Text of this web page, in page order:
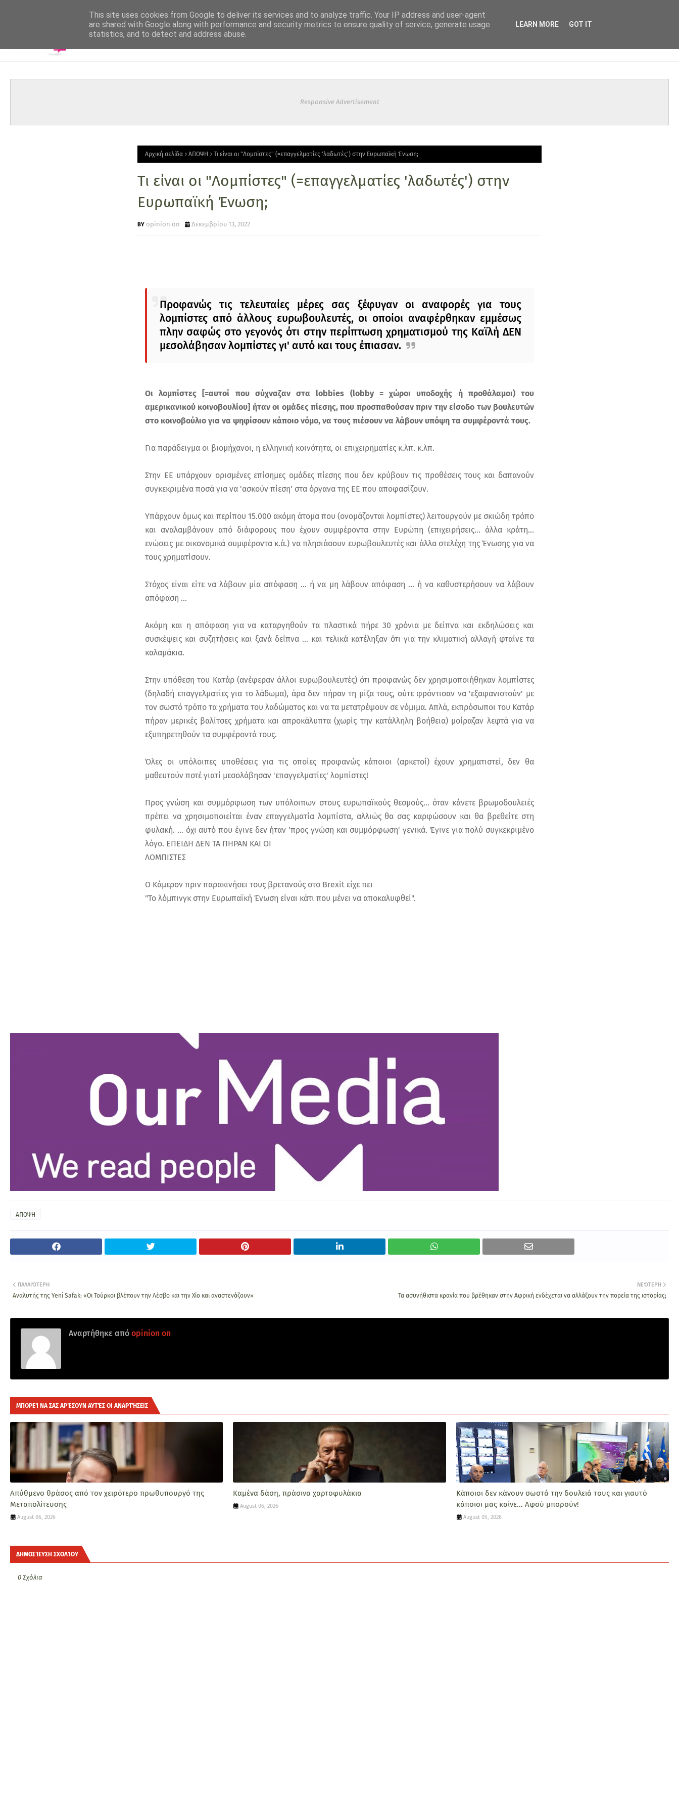
Responsive Advertisement
Αρχική σελίδα ΑΠΟΨΗ Τι είναι οι "Λομπίστες" (=επαγγελματίες 'λαδωτές') στην Ευρωπαϊκή Ένωση;
Τι είναι οι "Λομπίστες" (=επαγγελματίες 'λαδωτές') στην
Ευρωπαϊκή Ένωση;
opinion on Δεκεμβρίου 13, 2022
Προφανώς τις τελευταίες μέρες σας ξέφυγαν οι αναφορές για τους
λομπίστες από άλλους ευρωβουλευτές, οι οποίοι αναφέρθηκαν εμμέσως
πλην σαφώς στο γεγονός ότι στην περίπτωση χρηματισμού της Καϊλή ΔΕΝ
μεσολάβησαν λομπίστες γι' αυτό και τους έπιασαν.
Οι λομπίστες [=αυτοί που σύχναζαν στα lobbies (lobby = χώροι υποδοχής ή προθάλαμοι) του
αμερικανικού κοινοβουλίου] ήταν οι ομάδες πίεσης, που προσπαθούσαν πριν την είσοδο των βουλευτών
στο κοινοβούλιο για να ψηφίσουν κάποιο νόμο, να τους πιέσουν να λάβουν υπόψη τα συμφέροντά τους.
Για παράδειγμα οι βιομήχανοι, η ελληνική κοινότητα, οι επιχειρηματίες κ.λπ. κ.λπ.
Στην ΕΕ υπάρχουν ορισμένες επίσημες ομάδες πίεσης που δεν κρύβουν τις προθέσεις τους και δαπανούν
συγκεκριμένα ποσά για να 'ασκούν πίεση' στα όργανα της ΕΕ που αποφασίζουν.
Υπάρχουν όμως και περίπου 15.000 ακόμη άτομα που (ονομάζονται λομπίστες) λειτουργούν με σκιώδη τρόπο
και αναλαμβάνουν από διάφορους που έχουν συμφέροντα στην Ευρώπη (επιχειρήσεις... άλλα κράτη...
ενώσεις με οικονομικά συμφέροντα κ.ά.) να πλησιάσουν ευρωβουλευτές και άλλα στελέχη της Ένωσης για να
τους χρηματίσουν.
Στόχος είναι είτε να λάβουν μία απόφαση ... ή να μη λάβουν απόφαση ... ή να καθυστερήσουν να λάβουν
απόφαση ...
Ακόμη και η απόφαση για να καταργηθούν τα πλαστικά πήρε 30 χρόνια με δείπνα και εκδηλώσεις και
συσκέψεις και συζητήσεις και ξανά δείπνα ... και τελικά κατέληξαν ότι για την κλιματική αλλαγή φταίνε τα
καλαμάκια.
Στην υπόθεση του Κατάρ (ανέφεραν άλλοι ευρωβουλευτές) ότι προφανώς δεν χρησιμοποιήθηκαν λομπίστες
(δηλαδή επαγγελματίες για το λάδωμα), άρα δεν πήραν τη μίζα τους, ούτε φρόντισαν να 'εξαφανιστούν' με
τον σωστό τρόπο τα χρήματα του λαδώματος και να τα μετατρέψουν σε νόμιμα. Απλά, εκπρόσωποι του Κατάρ
πήραν μερικές βαλίτσες χρήματα και απροκάλυπτα (χωρίς την κατάλληλη βοήθεια) μοίραζαν λεφτά για να
εξυπηρετηθούν τα συμφέροντά τους.
Όλες οι υπόλοιπες υποθέσεις για τις οποίες προφανώς κάποιοι (αρκετοί) έχουν χρηματιστεί, δεν θα
μαθευτούν ποτέ γιατί μεσολάβησαν 'επαγγελματίες' λομπίστες!
Προς γνώση και συμμόρφωση των υπόλοιπων στους ευρωπαϊκούς θεσμούς... όταν κάνετε βρωμοδουλειές
πρέπει να χρησιμοποιείται έναν επαγγελματία λομπίστα, αλλιώς θα σας καρφώσουν και θα βρεθείτε στη
φυλακή. ... όχι αυτό που έγινε δεν ήταν 'προς γνώση και συμμόρφωση' γενικά. Έγινε για πολύ συγκεκριμένο
λόγο. ΕΠΕΙΔΗ ΔΕΝ ΤΑ ΠΗΡΑΝ ΚΑΙ ΟΙ
ΛΟΜΠΙΣΤΕΣ
Ο Κάμερον πριν παρακινήσει τους βρετανούς στο Brexit είχε πει
"Το λόμπινγκ στην Ευρωπαϊκή Ένωση είναι κάτι που μένει να αποκαλυφθεί".
ΑΠΟΨΗ
ΝΕΌΤΕΡΗ
Τα ασυνήθιστα κρανία που βρέθηκαν στην Αφρική ενδέχεται να αλλάξουν την πορεία της ιστορίας;
ΠΑΛΑΙΌΤΕΡΗ
Αναλυτής της Yeni Safak: «Οι Τούρκοι βλέπουν την Λέσβο και την Χίο και αναστενάζουν»
Αναρτήθηκε από opinion on
ΜΠΟΡΕΊ ΝΑ ΣΑΣ ΑΡΈΣΟΥΝ ΑΥΤΈΣ ΟΙ ΑΝΑΡΤΉΣΕΙΣ
Απύθμενο θράσος από τον χειρότερο πρωθυπουργό της
Μεταπολίτευσης
August 06, 2026
Καμένα δάση, πράσινα χαρτοφυλάκια
August 06, 2026
Κάποιοι δεν κάνουν σωστά την δουλειά τους και γιαυτό
κάποιοι μας καίνε... Αφού μπορούν!
August 05, 2026
ΔΗΜΟΣΊΕΥΣΗ ΣΧΟΛΊΟΥ
0 Σχόλια
This site uses cookies from Google to deliver its services and to analyze traffic. Your IP address and user-agent
are shared with Google along with performance and security metrics to ensure quality of service, generate usage
statistics, and to detect and address abuse.
LEARN MORE GOT IT